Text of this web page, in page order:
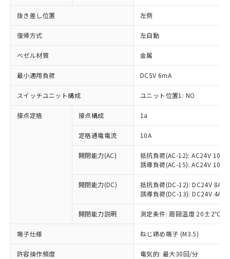
抜き差し位置 左側
復帰方式 左自動
ベゼル材質 金属
最小適用負荷 DC5V 6mA
スイッチユニット構成 ユニット位置1: NO
接点定格 接点構成 1a
定格通電電流 10A
開閉能力(AC)
抵抗負荷(AC-12): AC24V 10A/
誘導負荷(AC-15): AC24V
開閉能力(DC)
抵抗負荷(DC-12): DC24V 8A/
誘導負荷(DC-13): DC24V 4A/
開閉能力説明 測定条件: 周囲温度 20±2℃、
端子仕様 ねじ締め端子 (M3.5)
許容操作頻度
電気的: 最大30回/分
ご利用条件
※1 対応状況
対応済み：EU RoHS指令（10物質）の
非含有に対応した製品が提供可能な商品で
有に対応した製品に切り替える予定のある
商品です。
対応予定なし：EU RoHS指令（10物質）の
非含有に非対応の商品で、対応品を出す予